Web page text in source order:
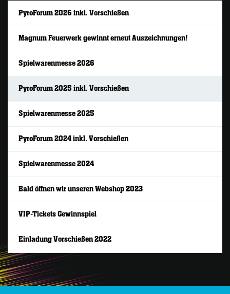
PyroForum 2026 inkl. Vorschießen
Magnum Feuerwerk gewinnt erneut Auszeichnungen!
Spielwarenmesse 2026
PyroForum 2025 inkl. Vorschießen
Spielwarenmesse 2025
PyroForum 2024 inkl. Vorschießen
Spielwarenmesse 2024
Bald öffnen wir unseren Webshop 2023
VIP-Tickets Gewinnspiel
Einladung Vorschießen 2022